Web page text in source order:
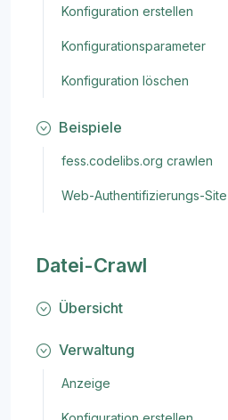
Konfiguration erstellen
Konfigurationsparameter
Konfiguration löschen
Beispiele
fess.codelibs.org crawlen
Web-Authentifizierungs-
Datei-Crawl
Übersicht
Verwaltung
Anzeige